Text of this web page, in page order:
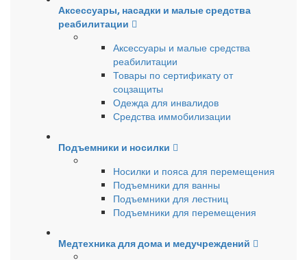
Аксессуары, насадки и малые средства
реабилитации
Аксессуары и малые средства
реабилитации
Товары по сертификату от
соцзащиты
Одежда для инвалидов
Средства иммобилизации
Подъемники и носилки
Носилки и пояса для перемещения
Подъемники для ванны
Подъемники для лестниц
Подъемники для перемещения
Медтехника для дома и медучреждений